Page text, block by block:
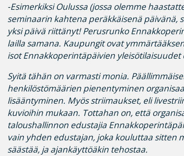
-Esimerkiksi Oulussa (jossa olemme
seminaarin kahtena peräkkäisenä päivänä,
yksi päivä riittänyt! Perusrunko
lailla samana. Kaupungit ovat
isot Ennakkoperintäpäivien yleisötilaisuudet
Syitä tähän on varmasti monia.
henkilöstömäärien pienentyminen
lisääntyminen. Myös striimaukset, eli
kuvioihin mukaan. Tottahan on, että
taloushallinnon edustajia
vain yhden edustajan, joka kouluttaa sitten
säästää, ja ajankäyttöäkin tehostaa.